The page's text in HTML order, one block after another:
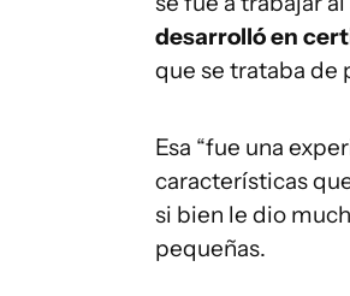
desarrolló en
que se trataba de
Esa “fue una
características
si bien le dio
pequeñas.